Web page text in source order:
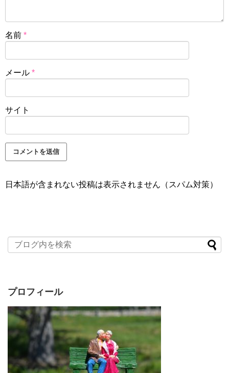
名前 *
メール *
サイト
日本語が含まれない投稿は表示されません（スパム対策）
プロフィール